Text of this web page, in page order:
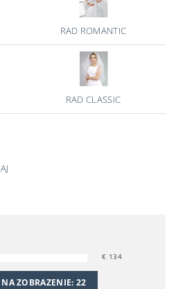
RAD ROMANTIC
RAD CLASSIC
€ 134
ZOBRAZENIE:22